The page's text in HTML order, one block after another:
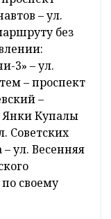
– ул.
без
3» – ул.
– проспект
–
Янки Купалы
Советских
ул. Весенняя
своему